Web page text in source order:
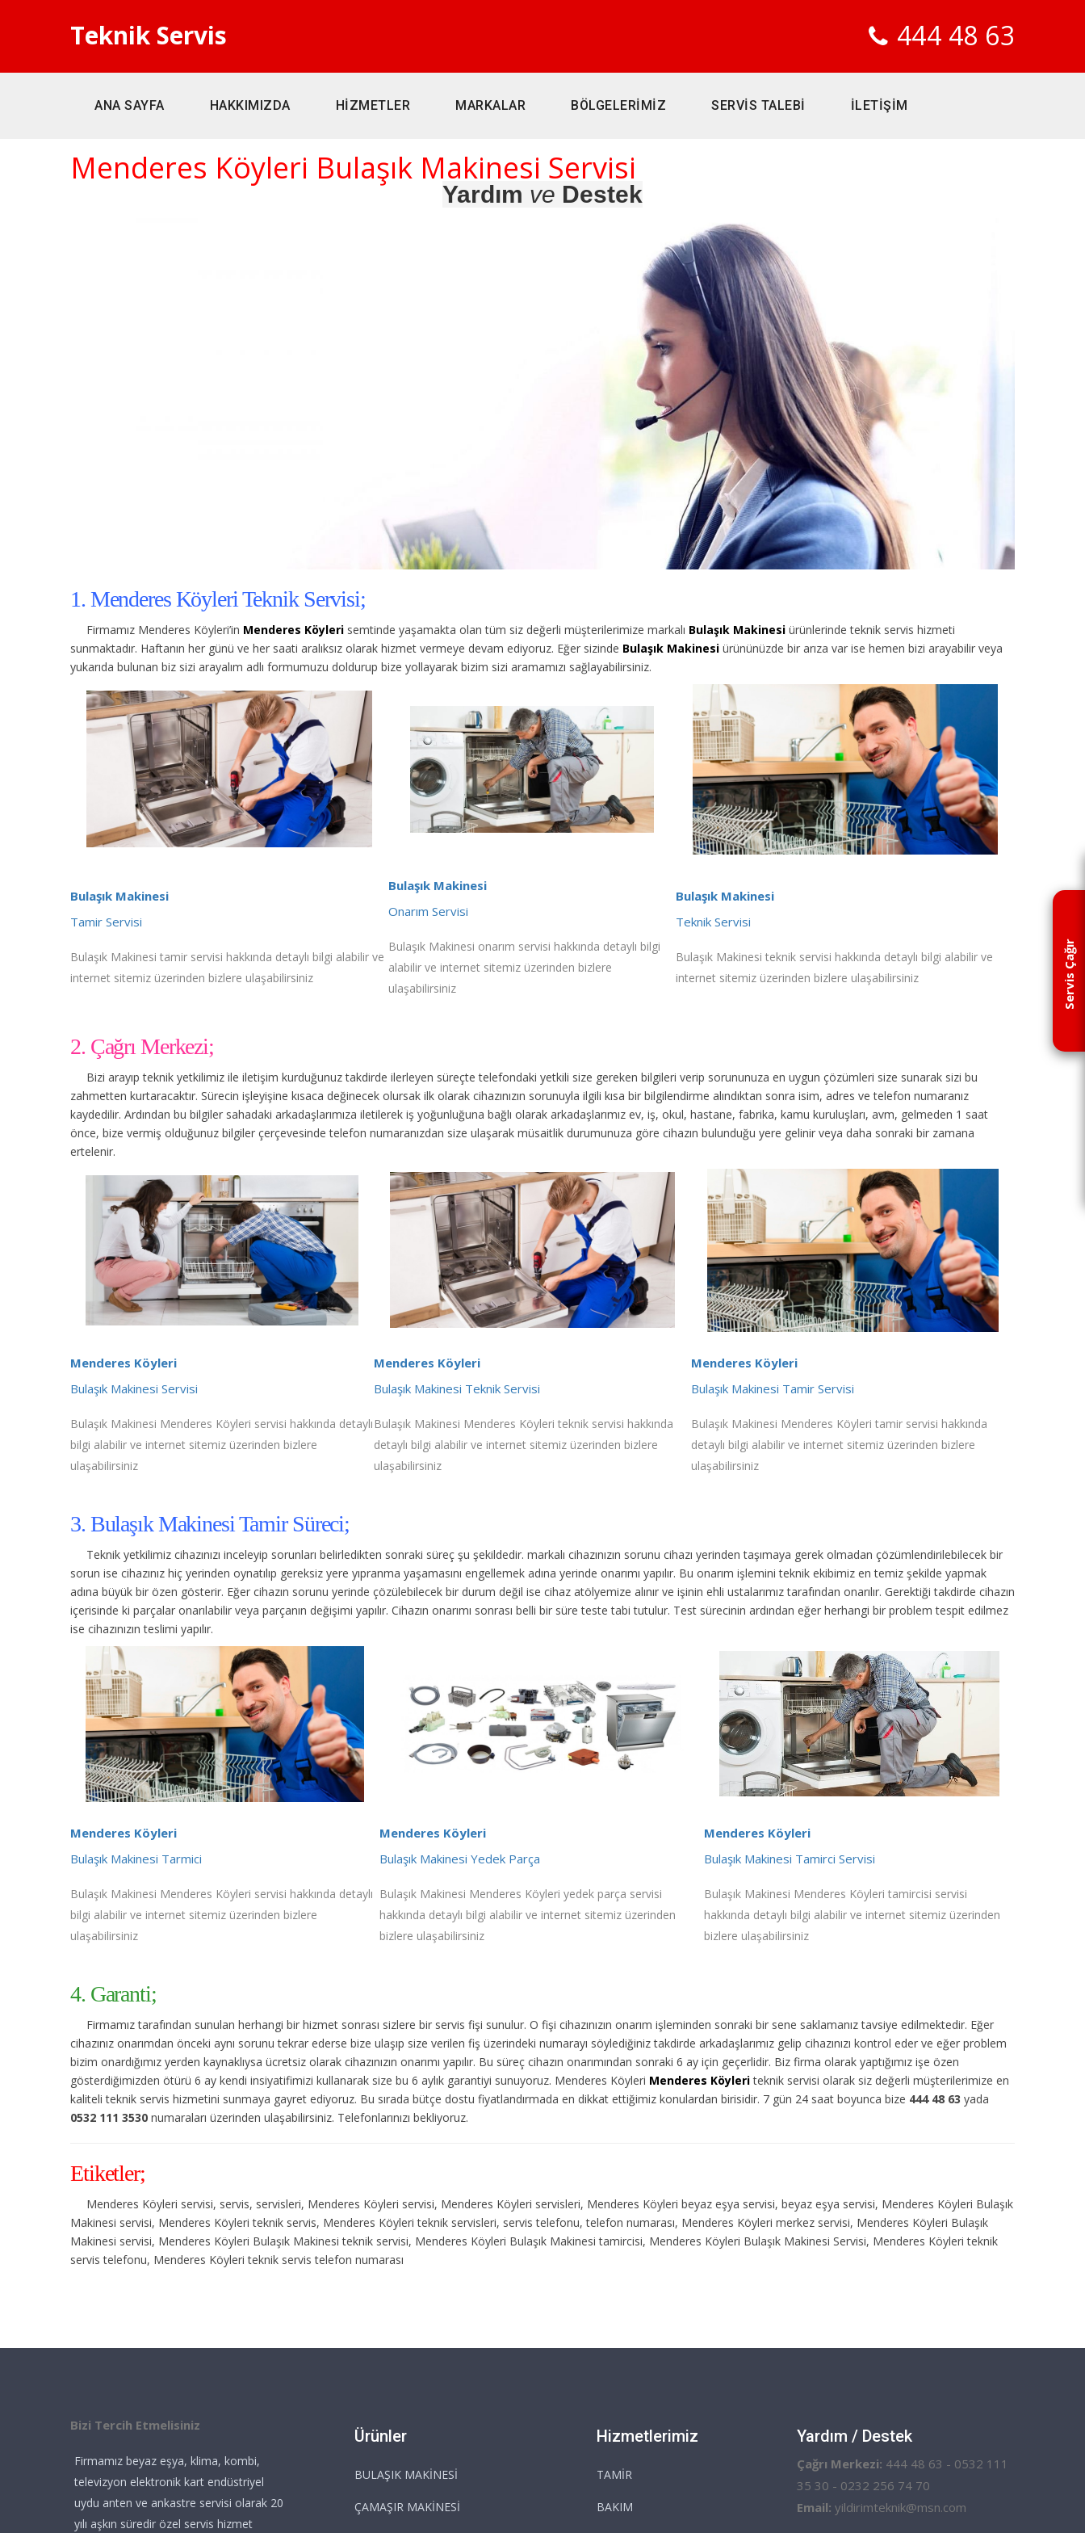
Servis Çağır
Teknik Servis 444 48 63
ANA SAYFA HAKKIMIZDA HİZMETLER MARKALAR BÖLGELERİMİZ SERVİS TALEBİ İLETİŞİM
Menderes Köyleri Bulaşık Makinesi Servisi
Yardım ve Destek
1. Menderes Köyleri Teknik Servisi;
Firmamız Menderes Köyleri’in Menderes Köyleri semtinde yaşamakta olan tüm siz değerli müşterilerimize markalı Bulaşık Makinesi ürünlerinde teknik servis hizmeti
sunmaktadır. Haftanın her günü ve her saati aralıksız olarak hizmet vermeye devam ediyoruz. Eğer sizinde Bulaşık Makinesi ürününüzde bir arıza var ise hemen bizi arayabilir veya
yukarıda bulunan biz sizi arayalım adlı formumuzu doldurup bize yollayarak bizim sizi aramamızı sağlayabilirsiniz.
Bulaşık Makinesi
Tamir Servisi
Bulaşık Makinesi tamir servisi hakkında detaylı bilgi alabilir ve
internet sitemiz üzerinden bizlere ulaşabilirsiniz
Bulaşık Makinesi
Onarım Servisi
Bulaşık Makinesi onarım servisi hakkında detaylı bilgi
alabilir ve internet sitemiz üzerinden bizlere
ulaşabilirsiniz
Bulaşık Makinesi
Teknik Servisi
Bulaşık Makinesi teknik servisi hakkında detaylı bilgi alabilir ve
internet sitemiz üzerinden bizlere ulaşabilirsiniz
2. Çağrı Merkezi;
Bizi arayıp teknik yetkilimiz ile iletişim kurduğunuz takdirde ilerleyen süreçte telefondaki yetkili size gereken bilgileri verip sorununuza en uygun çözümleri size sunarak sizi bu
zahmetten kurtaracaktır. Sürecin işleyişine kısaca değinecek olursak ilk olarak cihazınızın sorunuyla ilgili kısa bir bilgilendirme alındıktan sonra isim, adres ve telefon numaranız
kaydedilir. Ardından bu bilgiler sahadaki arkadaşlarımıza iletilerek iş yoğunluğuna bağlı olarak arkadaşlarımız ev, iş, okul, hastane, fabrika, kamu kuruluşları, avm, gelmeden 1 saat
önce, bize vermiş olduğunuz bilgiler çerçevesinde telefon numaranızdan size ulaşarak müsaitlik durumunuza göre cihazın bulunduğu yere gelinir veya daha sonraki bir zamana
ertelenir.
Menderes Köyleri
Bulaşık Makinesi Servisi
Bulaşık Makinesi Menderes Köyleri servisi hakkında detaylı
bilgi alabilir ve internet sitemiz üzerinden bizlere
ulaşabilirsiniz
Menderes Köyleri
Bulaşık Makinesi Teknik Servisi
Bulaşık Makinesi Menderes Köyleri teknik servisi hakkında
detaylı bilgi alabilir ve internet sitemiz üzerinden bizlere
ulaşabilirsiniz
Menderes Köyleri
Bulaşık Makinesi Tamir Servisi
Bulaşık Makinesi Menderes Köyleri tamir servisi hakkında
detaylı bilgi alabilir ve internet sitemiz üzerinden bizlere
ulaşabilirsiniz
3. Bulaşık Makinesi Tamir Süreci;
Teknik yetkilimiz cihazınızı inceleyip sorunları belirledikten sonraki süreç şu şekildedir. markalı cihazınızın sorunu cihazı yerinden taşımaya gerek olmadan çözümlendirilebilecek bir
sorun ise cihazınız hiç yerinden oynatılıp gereksiz yere yıpranma yaşamasını engellemek adına yerinde onarımı yapılır. Bu onarım işlemini teknik ekibimiz en temiz şekilde yapmak
adına büyük bir özen gösterir. Eğer cihazın sorunu yerinde çözülebilecek bir durum değil ise cihaz atölyemize alınır ve işinin ehli ustalarımız tarafından onarılır. Gerektiği takdirde cihazın
içerisinde ki parçalar onarılabilir veya parçanın değişimi yapılır. Cihazın onarımı sonrası belli bir süre teste tabi tutulur. Test sürecinin ardından eğer herhangi bir problem tespit edilmez
ise cihazınızın teslimi yapılır.
Menderes Köyleri
Bulaşık Makinesi Tarmici
Bulaşık Makinesi Menderes Köyleri servisi hakkında detaylı
bilgi alabilir ve internet sitemiz üzerinden bizlere
ulaşabilirsiniz
Menderes Köyleri
Bulaşık Makinesi Yedek Parça
Bulaşık Makinesi Menderes Köyleri yedek parça servisi
hakkında detaylı bilgi alabilir ve internet sitemiz üzerinden
bizlere ulaşabilirsiniz
Menderes Köyleri
Bulaşık Makinesi Tamirci Servisi
Bulaşık Makinesi Menderes Köyleri tamircisi servisi
hakkında detaylı bilgi alabilir ve internet sitemiz üzerinden
bizlere ulaşabilirsiniz
4. Garanti;
Firmamız tarafından sunulan herhangi bir hizmet sonrası sizlere bir servis fişi sunulur. O fişi cihazınızın onarım işleminden sonraki bir sene saklamanız tavsiye edilmektedir. Eğer
cihazınız onarımdan önceki aynı sorunu tekrar ederse bize ulaşıp size verilen fiş üzerindeki numarayı söylediğiniz takdirde arkadaşlarımız gelip cihazınızı kontrol eder ve eğer problem
bizim onardığımız yerden kaynaklıysa ücretsiz olarak cihazınızın onarımı yapılır. Bu süreç cihazın onarımından sonraki 6 ay için geçerlidir. Biz firma olarak yaptığımız işe özen
gösterdiğimizden ötürü 6 ay kendi insiyatifimizi kullanarak size bu 6 aylık garantiyi sunuyoruz. Menderes Köyleri Menderes Köyleri teknik servisi olarak siz değerli müşterilerimize en
kaliteli teknik servis hizmetini sunmaya gayret ediyoruz. Bu sırada bütçe dostu fiyatlandırmada en dikkat ettiğimiz konulardan birisidir. 7 gün 24 saat boyunca bize 444 48 63 yada
0532 111 3530 numaraları üzerinden ulaşabilirsiniz. Telefonlarınızı bekliyoruz.
Etiketler;
Menderes Köyleri servisi, servis, servisleri, Menderes Köyleri servisi, Menderes Köyleri servisleri, Menderes Köyleri beyaz eşya servisi, beyaz eşya servisi, Menderes Köyleri Bulaşık
Makinesi servisi, Menderes Köyleri teknik servis, Menderes Köyleri teknik servisleri, servis telefonu, telefon numarası, Menderes Köyleri merkez servisi, Menderes Köyleri Bulaşık
Makinesi servisi, Menderes Köyleri Bulaşık Makinesi teknik servisi, Menderes Köyleri Bulaşık Makinesi tamircisi, Menderes Köyleri Bulaşık Makinesi Servisi, Menderes Köyleri teknik
servis telefonu, Menderes Köyleri teknik servis telefon numarası
Bizi Tercih Etmelisiniz
Firmamız beyaz eşya, klima, kombi,
televizyon elektronik kart endüstriyel
uydu anten ve ankastre servisi olarak 20
yılı aşkın süredir özel servis hizmet
Ürünler
BULAŞIK MAKİNESİ
ÇAMAŞIR MAKİNESİ
Hizmetlerimiz
TAMİR
BAKIM
Yardım / Destek
Çağrı Merkezi: 444 48 63 - 0532 111
35 30 - 0232 256 74 70
Email: yildirimteknik@msn.com